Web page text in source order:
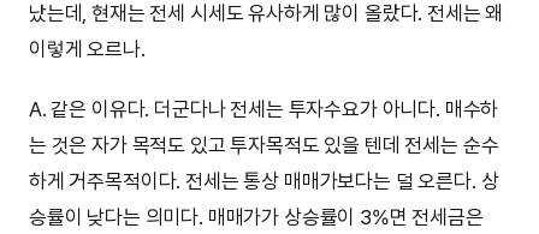
났는데, 현재는 전세 시세도 유사하게 많이 올랐다. 전세는 왜
이렇게 오르나.
A. 같은 이유다. 더군다나 전세는 투자수요가 아니다. 매수하
는 것은 자가 목적도 있고 투자목적도 있을 텐데 전세는 순수
하게 거주목적이다. 전세는 통상 매매가보다는 덜 오른다. 상
승률이 낮다는 의미다. 매매가가 상승률이 3%면 전세금은